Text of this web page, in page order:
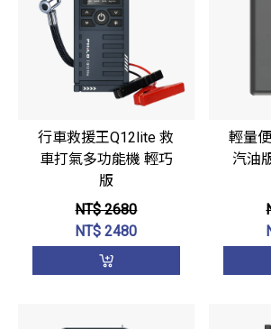
行車救援王Q12lite 救
車打氣多功能機 輕巧
版
NT$ 2680
NT$ 2480
輕量
汽油